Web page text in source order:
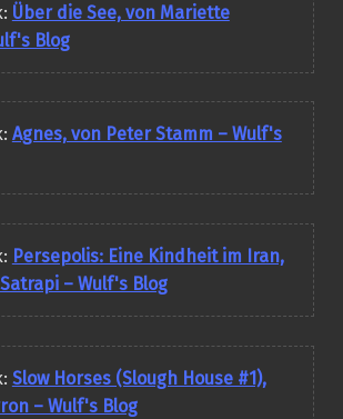
Über die See, von Mariette
Blog
Agnes, von Peter Stamm – Wulf's
Persepolis: Eine Kindheit im Iran,
– Wulf's Blog
Slow Horses (Slough House #1),
– Wulf's Blog